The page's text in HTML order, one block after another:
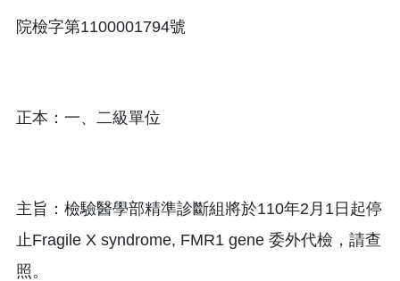
院檢字第1100001794號
正本：一、二級單位
主旨：檢驗醫學部精準診斷組將於110年2月1日起停
止Fragile X syndrome, FMR1 gene 委外代檢，請查
照。